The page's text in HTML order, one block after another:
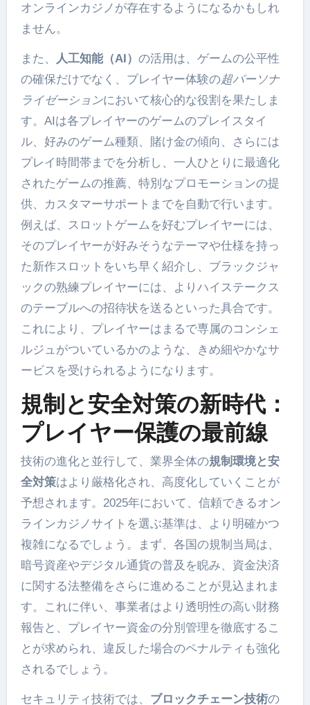
オンラインカジノが存在するようになるかもしれ
ません。
また、 人工知能（AI） の活用は、ゲームの公平性
の確保だけでなく、プレイヤー体験の超パーソナ
ライゼーションにおいて核心的な役割を果たしま
す。AIは各プレイヤーのゲームのプレイスタイ
ル、好みのゲーム種類、賭け金の傾向、さらには
プレイ時間帯までを分析し、一人ひとりに最適化
されたゲームの推薦、特別なプロモーションの提
供、カスタマーサポートまでを自動で行います。
例えば、スロットゲームを好むプレイヤーには、
そのプレイヤーが好みそうなテーマや仕様を持っ
た新作スロットをいち早く紹介し、ブラックジャ
ックの熟練プレイヤーには、よりハイステークス
のテーブルへの招待状を送るといった具合です。
これにより、プレイヤーはまるで専属のコンシェ
ルジュがついているかのような、きめ細やかなサ
ービスを受けられるようになります。
規制と安全対策の新時代：
プレイヤー保護の最前線
技術の進化と並行して、業界全体の規制環境と安
全対策はより厳格化され、高度化していくことが
予想されます。2025年において、信頼できるオン
ラインカジノサイトを選ぶ基準は、より明確かつ
複雑になるでしょう。まず、各国の規制当局は、
暗号資産やデジタル通貨の普及を睨み、資金決済
に関する法整備をさらに進めることが見込まれま
す。これに伴い、事業者はより透明性の高い財務
報告と、プレイヤー資金の分別管理を徹底するこ
とが求められ、違反した場合のペナルティも強化
されるでしょう。
セキュリティ技術では、 ブロックチェーン技術の